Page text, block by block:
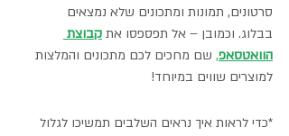
סרטונים, תמונות ומתכונים שלא נמצאים
בבלוג. וכמובן – אל תפספסו את קבוצת
הוואטסאפ, שם מחכים לכם מתכונים והמלצות
למוצרים שווים במיוחד!
*כדי לראות איך נראים השלבים תמשיכו לגלול